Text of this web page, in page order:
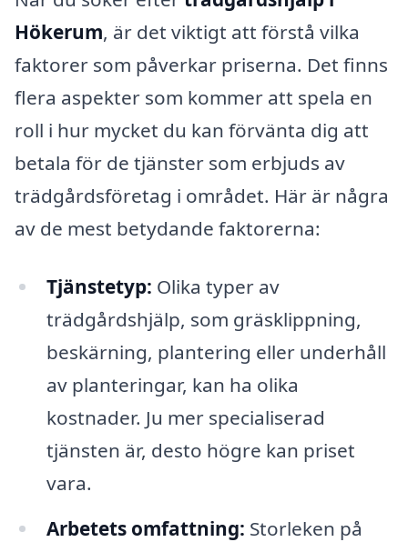
Hökerum, är det viktigt att förstå vilka
faktorer som påverkar priserna. Det finns
flera aspekter som kommer att spela en
roll i hur mycket du kan förvänta dig att
betala för de tjänster som erbjuds av
trädgårdsföretag i området. Här är några
av de mest betydande faktorerna:
Tjänstetyp: Olika typer av
trädgårdshjälp, som gräsklippning,
beskärning, plantering eller underhåll
av planteringar, kan ha olika
kostnader. Ju mer specialiserad
tjänsten är, desto högre kan priset
vara.
Arbetets omfattning: Storleken på